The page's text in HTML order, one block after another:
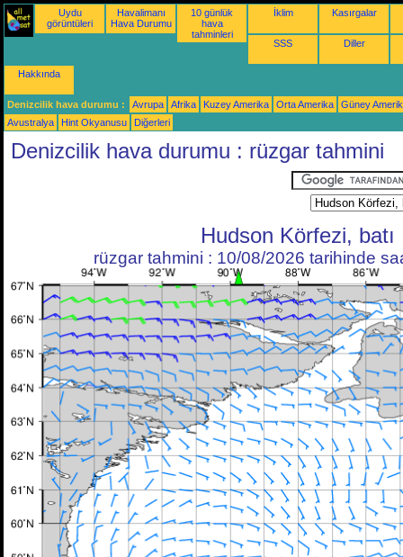
Uydu
görüntüleri
Havalimanı
Hava Durumu
10 günlük
hava
tahminleri
İklim Kasırgalar
SSS Diller
Hakkında
Denizcilik hava durumu : Avrupa Afrika Kuzey Amerika Orta Amerika
Güney
Avustralya
Hint Okyanusu Diğerleri
Denizcilik hava durumu : rüzgar tahmini
Hudson Körfezi, batı
rüzgar tahmini : 10/08/2026 tarihinde